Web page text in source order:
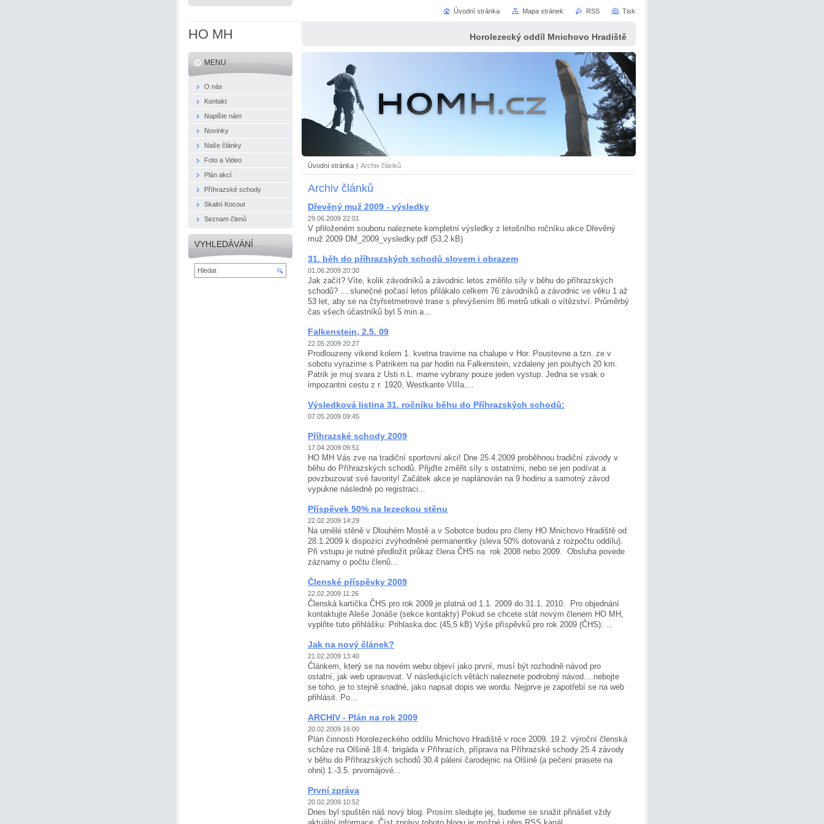
HO MH Horolezecký oddíl Mnichovo Hradiště
Úvodní stránka | Archiv článků
Archiv článků
Dřevěný muž 2009 - výsledky
29.06.2009 22:01
V přiloženém souboru naleznete kompletní výsledky z letošního ročníku akce Dřevěný
muž 2009 DM_2009_vysledky.pdf (53,2 kB)
31. běh do příhrazských schodů slovem i obrazem
01.06.2009 20:30
Jak začít? Víte, kolik závodníků a závodnic letos změřilo síly v běhu do příhrazských
schodů? ....slunečné počasí letos přilákalo celkem 76 závodníků a závodnic ve věku 1 až
53 let, aby se na čtyřsetmetrové trase s převýšením 86 metrů utkali o vítězství. Průměrbý
čas všech účastníků byl 5 min a...
Falkenstein, 2.5. 09
22.05.2009 20:27
Prodlouzeny vikend kolem 1. kvetna travime na chalupe v Hor. Poustevne a tzn. ze v
sobotu vyrazime s Patrikem na par hodin na Falkenstein, vzdaleny jen pouhych 20 km.
Patrik je muj svara z Usti n.L. mame vybrany pouze jeden vystup. Jedna se vsak o
impozantni cestu z r. 1920, Westkante VIIIa....
Výsledková listina 31. ročníku běhu do Příhrazských schodů:
07.05.2009 09:45
Příhrazské schody 2009
17.04.2009 09:51
HO MH Vás zve na tradiční sportovní akci! Dne 25.4.2009 proběhnou tradiční závody v
běhu do Příhrazských schodů. Přijďte změřit síly s ostatními, nebo se jen podívat a
povzbuzovat své favority! Začátek akce je naplánován na 9 hodinu a samotný závod
vypukne následně po registraci...
Příspěvek 50% na lezeckou stěnu
22.02.2009 14:29
Na umělé stěně v Dlouhém Mostě a v Sobotce budou pro členy HO Mnichovo Hradiště od
28.1.2009 k dispozici zvýhodněné permanentky (sleva 50% dotovaná z rozpočtu oddílu).
Při vstupu je nutné předložit průkaz člena ČHS na rok 2008 nebo 2009. Obsluha povede
záznamy o počtu členů...
Členské příspěvky 2009
22.02.2009 11:26
Členská kartička ČHS pro rok 2009 je platná od 1.1. 2009 do 31.1. 2010. Pro objednání
kontaktujte Aleše Jonáše (sekce kontakty) Pokud se chcete stát novým členem HO MH,
vyplňte tuto přihlášku: Prihlaska.doc (45,5 kB) Výše příspěvků pro rok 2009 (ČHS): ...
Jak na nový článek?
21.02.2009 13:40
Článkem, který se na novém webu objeví jako první, musí být rozhodně návod pro
ostatní, jak web upravovat. V následujících větách naleznete podrobný návod....nebojte
se toho, je to stejně snadné, jako napsat dopis we wordu. Nejprve je zapotřebí se na web
přihlásit. Po...
ARCHIV - Plán na rok 2009
20.02.2009 16:00
Plán činnosti Horolezeckého oddílu Mnichovo Hradiště v roce 2009. 19.2. výroční členská
schůze na Olšině 18.4. brigáda v Příhrazích, příprava na Příhrazské schody 25.4 závody
v běhu do Příhrazských schodů 30.4 pálení čarodejnic na Olšině (a pečení prasete na
ohni) 1.-3.5. prvomájové...
První zpráva
20.02.2009 10:52
Dnes byl spuštěn náš nový blog. Prosím sledujte jej, budeme se snažit přinášet vždy
MENU
O nás
Kontakt
Napište nám
Novinky
Naše články
Foto a Video
Plán akcí
Příhrazské schody
Skalní Kocour
Seznam členů
VYHLEDÁVÁNÍ
Úvodní stránka Mapa stránek RSS Tisk